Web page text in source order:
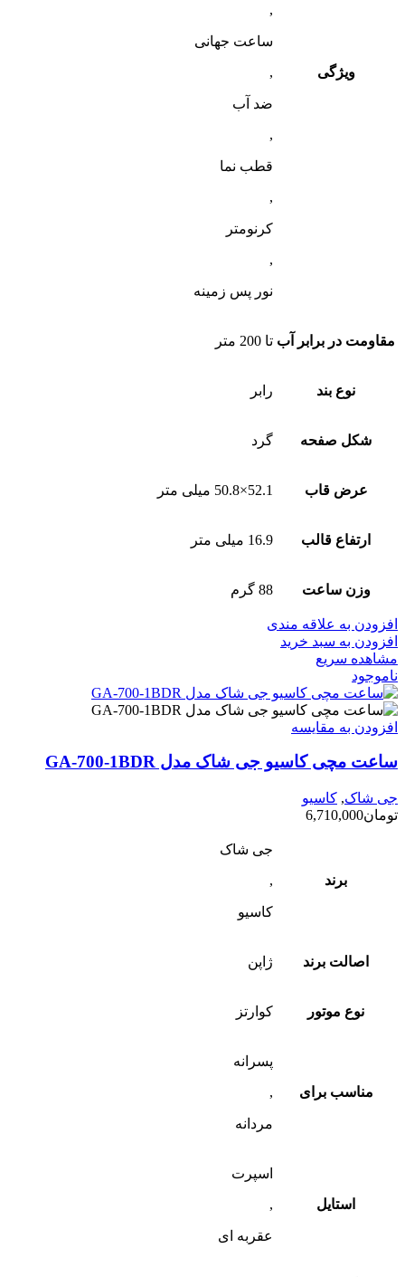
ویژگی
,
ساعت جهانی
,
ضد آب
,
قطب‌ نما
,
کرنومتر
,
نور پس زمینه
مقاومت در برابر آب تا 200 متر
نوع بند رابر
شکل صفحه گرد
عرض قاب 52.1×50.8 میلی متر
ارتفاع قالب 16.9 میلی متر
وزن ساعت 88 گرم
افزودن به علاقه مندی
افزودن به سبد خرید
مشاهده سریع
ناموجود
افزودن به مقایسه
ساعت مچی کاسیو جی شاک مدل GA-700-1BDR
جی شاک, کاسیو
تومان6,710,000
برند
جی شاک
,
کاسیو
اصالت برند ژاپن
نوع موتور کوارتز
مناسب برای
پسرانه
,
مردانه
استایل
اسپرت
,
عقربه ای